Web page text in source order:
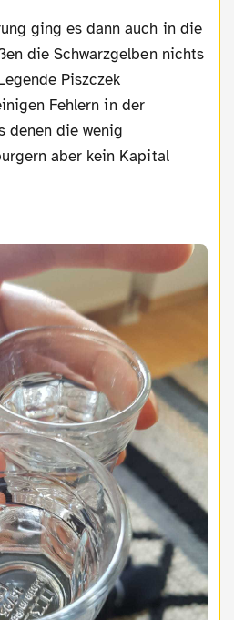
die Schwarzgelben nichts
Piszczek
Fehlern in der
denen die wenig
aber kein Kapital